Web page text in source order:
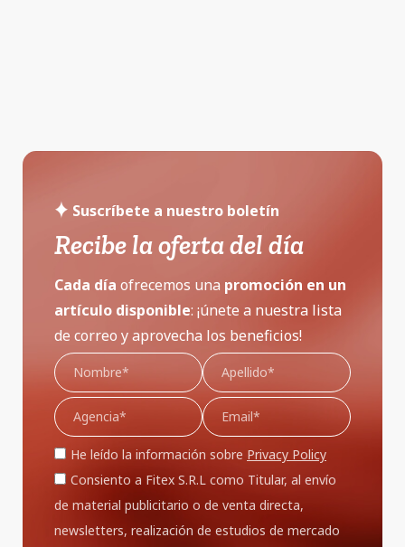
Suscríbete a nuestro boletín
Recibe la oferta del día
Cada día ofrecemos una promoción en un
artículo disponible: ¡únete a nuestra lista
de correo y aprovecha los beneficios!
He leído la información sobre Privacy Policy
Consiento a Fitex S.R.L como Titular, al envío
de material publicitario o de venta directa,
newsletters, realización de estudios de mercado